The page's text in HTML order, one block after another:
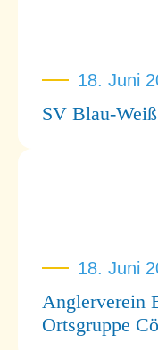
18. Juni
SV Blau-
18. Juni
Anglerverein
Ortsgruppe